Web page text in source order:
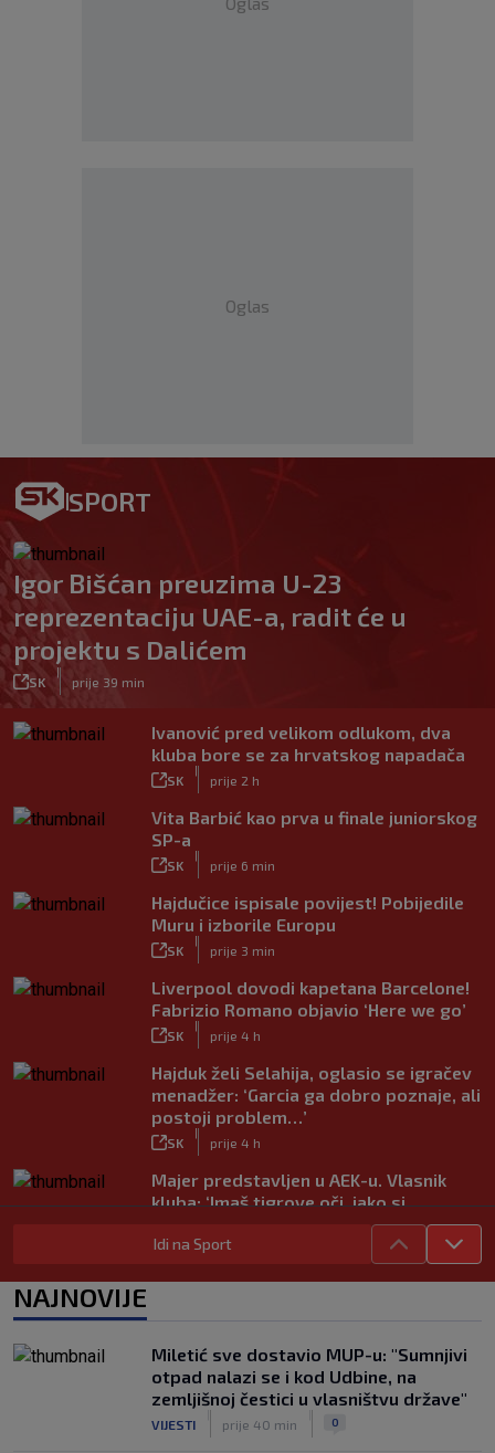
Oglas
SPORT
Igor Bišćan preuzima U-23
reprezentaciju UAE-a, radit će u
projektu s Dalićem
SK prije 39 min
Ivanović pred velikom odlukom, dva
kluba bore se za hrvatskog napadača
SK prije 2 h
Vita Barbić kao prva u finale juniorskog
SP-a
SK prije 6 min
Hajdučice ispisale povijest! Pobijedile
Muru i izborile Europu
SK prije 3 min
Liverpool dovodi kapetana Barcelone!
Fabrizio Romano objavio ‘Here we go’
SK prije 4 h
Hajduk želi Selahija, oglasio se igračev
menadžer: ‘Garcia ga dobro poznaje, ali
postoji problem…’
SK prije 4 h
Majer predstavljen u AEK-u. Vlasnik
kluba: ‘Imaš tigrove oči, jako si
SK
|
prije 4 h
Bio je hit druge lige, a sada s Istrom
SK
|
prije 4 h
VIDEO / Tenisač se požalio na
gledatelja koji mu je smetao, reakcija
suca je hit
Idi na Sport
NAJNOVIJE
Miletić sve dostavio MUP-u: "Sumnjivi
otpad nalazi se i kod Udbine, na
zemljišnoj čestici u vlasništvu države"
VIJESTI prije 40 min 0